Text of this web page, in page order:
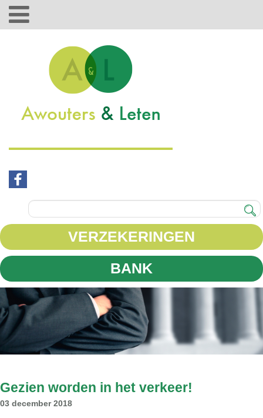
VERZEKERINGEN
BANK
Gezien worden in het verkeer!
03 december 2018